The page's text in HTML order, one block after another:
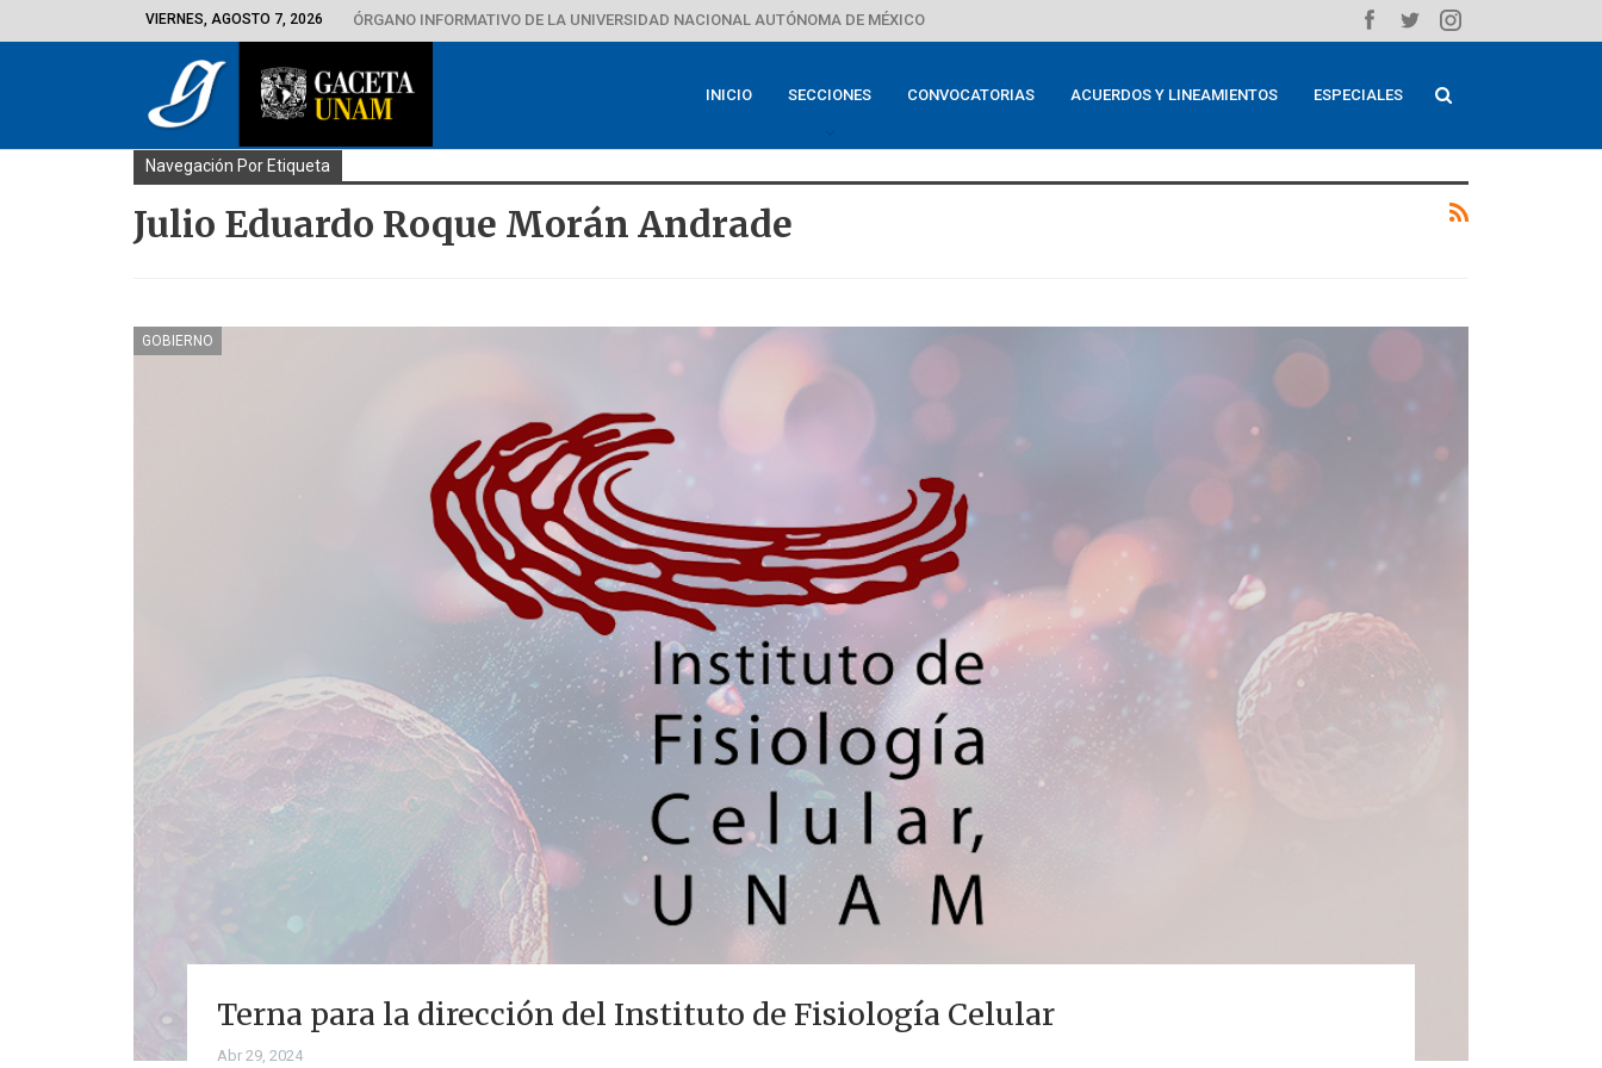
VIERNES, AGOSTO 7, 2026 ÓRGANO INFORMATIVO DE LA UNIVERSIDAD NACIONAL AUTÓNOMA DE MÉXICO
INICIO SECCIONES CONVOCATORIAS ACUERDOS Y LINEAMIENTOS ESPECIALES
Navegación Por Etiqueta
Julio Eduardo Roque Morán Andrade
GOBIERNO
Terna para la dirección del Instituto de Fisiología Celular
Abr 29, 2024